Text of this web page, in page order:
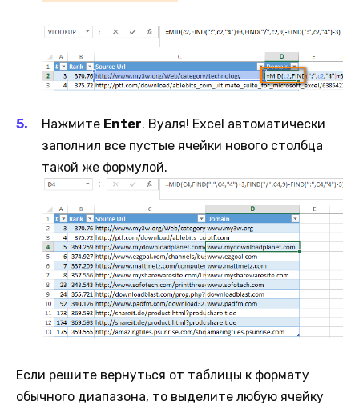
Нажмите Enter. Вуаля! Excel автоматически
заполнил все пустые ячейки нового столбца
такой же формулой.
Если решите вернуться от таблицы к формату
обычного диапазона, то выделите любую ячейку